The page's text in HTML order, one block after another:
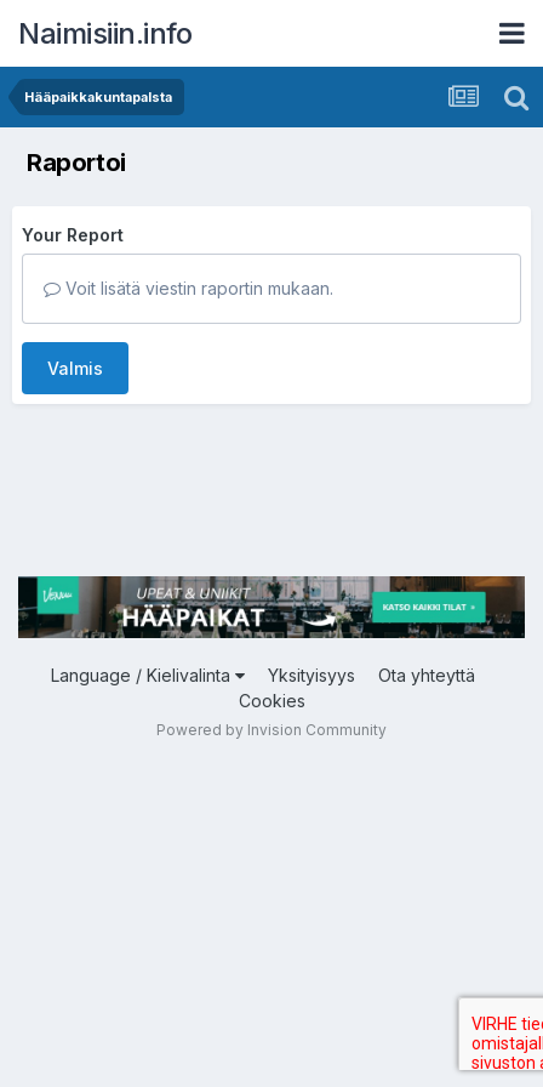
Naimisiin.info
Hääpaikkakuntapalsta
Raportoi
Your Report
Voit lisätä viestin raportin mukaan.
Valmis
Language / Kielivalinta Yksityisyys
Ota yhteyttä
Cookies
Powered by Invision Community